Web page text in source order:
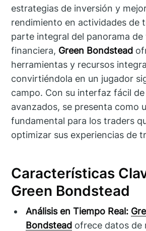
estrategias de inversión y
rendimiento en actividades de
parte integral del panorama de
financiera, Green Bondstead
herramientas y recursos
convirtiéndola en un jugador
campo. Con su interfaz fácil de
avanzados, se presenta como
fundamental para los traders
optimizar sus experiencias de
Características
Green Bondstead
Análisis en Tiempo Real:
Bondstead ofrece datos de